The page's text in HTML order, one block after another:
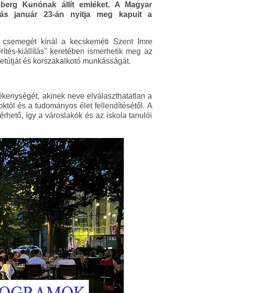
Kunónak állít emléket. A Magyar
január 23-án nyitja meg kapuit a
kínál a kecskeméti Szent Imre
kiállítás" keretében ismerhetik meg az
és korszakalkotó munkásságát.
akinek neve elválaszthatatlan a
és a tudományos élet fellendítésétől. A
így a városlakók és az iskola tanulói